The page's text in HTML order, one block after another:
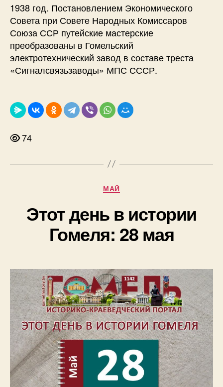
1938 год. Постановлением Экономического
Совета при Совете Народных Комиссаров
Союза ССР путейские мастерские
преобразованы в Гомельский
электротехнический завод в составе треста
«Сигналсвязьзаводы» МПС СССР.
74
Рубрики
МАЙ
Этот день в истории
Гомеля: 28 мая